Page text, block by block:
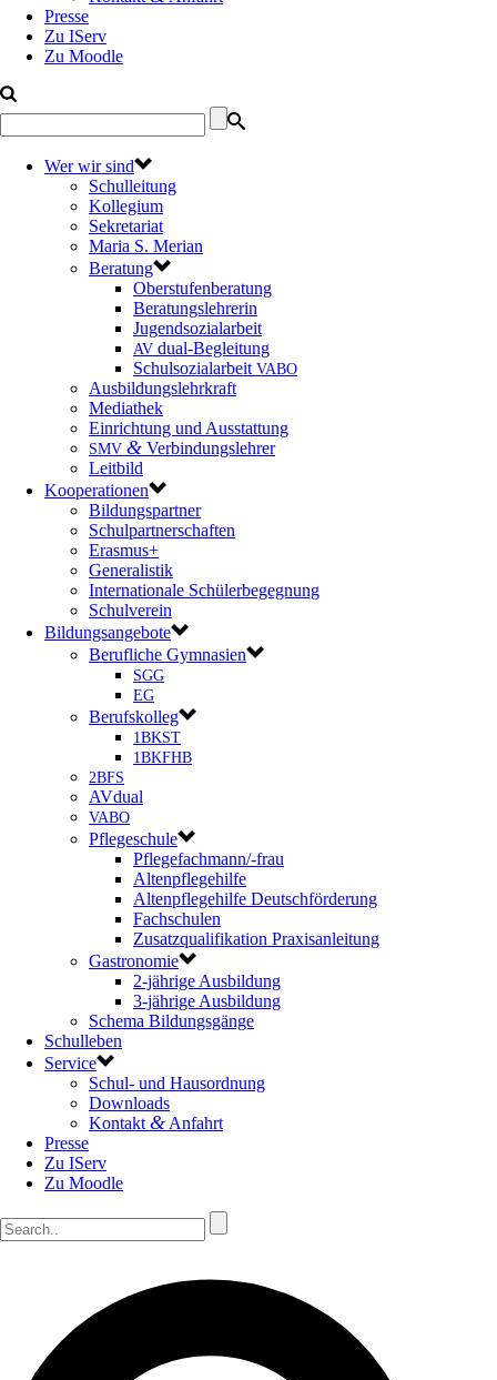
Presse
Zu IServ
Zu Moodle
Wer wir sind
Schulleitung
Kollegium
Sekretariat
Maria S. Merian
Beratung
Oberstufenberatung
Beratungslehrerin
Jugendsozialarbeit
AV dual-Begleitung
Schulsozialarbeit VABO
Ausbildungslehrkraft
Mediathek
Einrichtung und Ausstattung
SMV & Verbindungslehrer
Leitbild
Kooperationen
Bildungspartner
Schulpartnerschaften
Erasmus+
Generalistik
Internationale Schülerbegegnung
Schulverein
Bildungsangebote
Berufliche Gymnasien
SGG
EG
Berufskolleg
1BKST
1BKFHB
2BFS
AVdual
VABO
Pflegeschule
Pflegefachmann/-frau
Altenpflegehilfe
Altenpflegehilfe Deutschförderung
Fachschulen
Zusatzqualifikation Praxisanleitung
Gastronomie
2-jährige Ausbildung
3-jährige Ausbildung
Schema Bildungsgänge
Schulleben
Service
Schul- und Hausordnung
Downloads
Kontakt & Anfahrt
Presse
Zu IServ
Zu Moodle